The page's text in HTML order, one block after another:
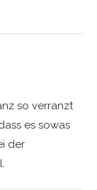
so verranzt
es sowas
der